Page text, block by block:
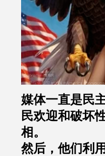
媒体一直是民
民欢迎和破坏
相。
然后，他们利